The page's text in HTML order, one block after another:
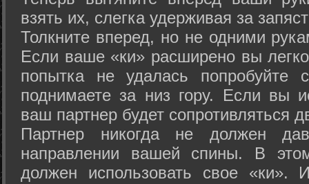
взять их, слегка удерживая за
Толкните вперед, но не одними
Если ваше «ки» расширено вы
попытка не удалась попробуйте
поднимаете за низ гору. Если вы
ваш партнер будет сопротивляться
Партнер никогда не должен
направлении вашей спины. В
должен использовать свое «ки».